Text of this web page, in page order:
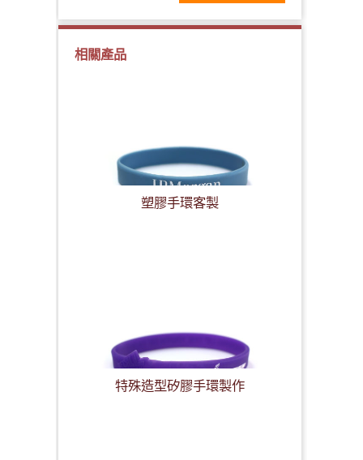
相關產品
塑膠手環客製
特殊造型矽膠手環製作